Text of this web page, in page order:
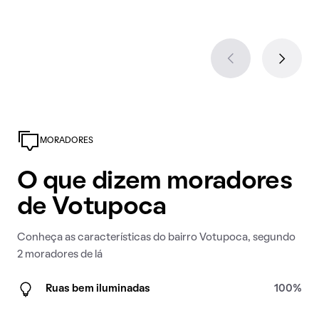
MORADORES
O que dizem moradores
de Votupoca
Conheça as características do bairro Votupoca, segundo
2 moradores de lá
Ruas bem iluminadas 100%